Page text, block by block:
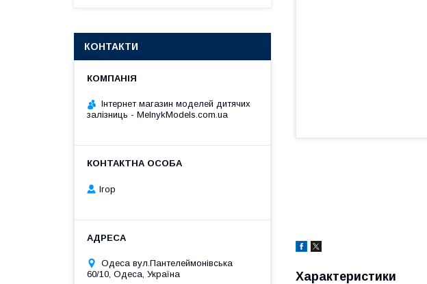
Характеристики
КОНТАКТИ
Інтернет магазин моделей дитячих
залізниць - MelnykModels.com.ua
Ігор
Одеса вул.Пантелеймонівська
60/10, Одеса, Україна